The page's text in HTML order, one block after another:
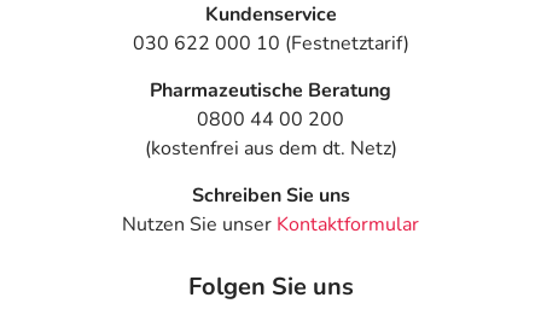
Kundenservice
030 622 000 10 (Festnetztarif)
Pharmazeutische Beratung
0800 44 00 200
(kostenfrei aus dem dt. Netz)
Schreiben Sie uns
Nutzen Sie unser Kontaktformular
Folgen Sie uns